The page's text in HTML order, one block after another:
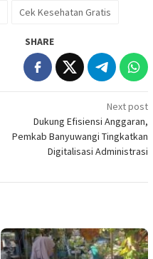
Cek Kesehatan Gratis
SHARE
Next post
Dukung Efisiensi Anggaran,
Pemkab Banyuwangi Tingkatkan
Digitalisasi Administrasi